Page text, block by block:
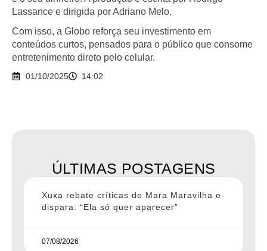
Lassance e dirigida por Adriano Melo.
Com isso, a Globo reforça seu investimento em
conteúdos curtos, pensados para o público que consome
entretenimento direto pelo celular.
01/10/2025 14:02
ÚLTIMAS POSTAGENS
Xuxa rebate críticas de Mara Maravilha e
dispara: “Ela só quer aparecer”
07/08/2026